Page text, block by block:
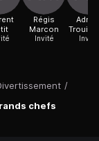
/
chefs
Régis
Marcon
Invité Invité